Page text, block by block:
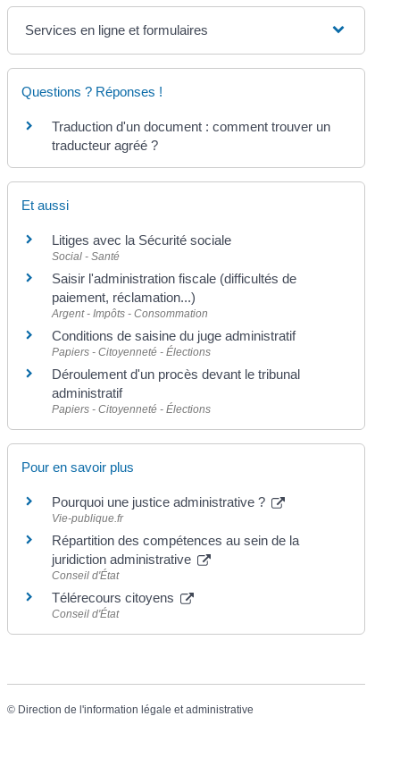
Services en ligne et formulaires
Questions ? Réponses !
Traduction d'un document : comment trouver un
traducteur agréé ?
Et aussi
Litiges avec la Sécurité sociale
Social - Santé
Saisir l'administration fiscale (difficultés de
paiement, réclamation...)
Argent - Impôts - Consommation
Conditions de saisine du juge administratif
Papiers - Citoyenneté - Élections
Déroulement d'un procès devant le tribunal
administratif
Papiers - Citoyenneté - Élections
Pour en savoir plus
Pourquoi une justice administrative ?
Vie-publique.fr
Répartition des compétences au sein de la
juridiction administrative
Conseil d'État
Télérecours citoyens
Conseil d'État
© Direction de l'information légale et administrative